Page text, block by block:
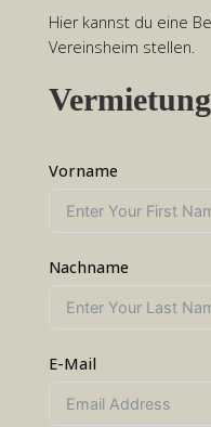
Hier kannst du eine
Vereinsheim stellen.
Vorname
Nachname
E-Mail